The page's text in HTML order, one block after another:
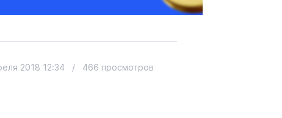
2018 12:34 /
466 просмотров